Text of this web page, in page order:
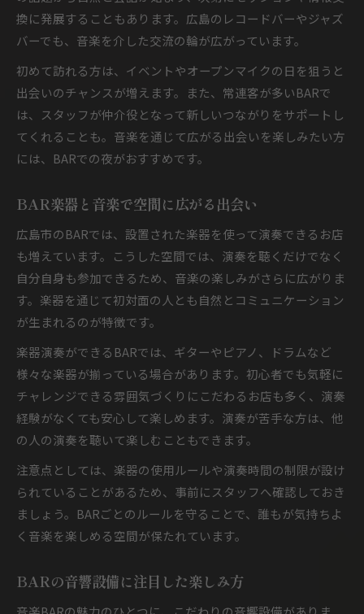
換に発展することもあります。広島のレコードバーやジャズ
バーでも、音楽を介した交流の輪が広がっています。
初めて訪れる方は、イベントやオープンマイクの日を狙うと
出会いのチャンスが増えます。また、常連客が多いBARで
は、スタッフが仲介役となって新しいつながりをサポートし
てくれることも。音楽を通じて広がる出会いを楽しみたい方
には、BARでの夜がおすすめです。
BAR楽器と音楽で空間に広がる出会い
広島市のBARでは、設置された楽器を使って演奏できるお店
も増えています。こうした空間では、演奏を聴くだけでなく
自分自身も参加できるため、音楽の楽しみがさらに広がりま
す。楽器を通じて初対面の人とも自然とコミュニケーション
が生まれるのが特徴です。
楽器演奏ができるBARでは、ギターやピアノ、ドラムなど
様々な楽器が揃っている場合があります。初心者でも気軽に
チャレンジできる雰囲気づくりにこだわるお店も多く、演奏
経験がなくても安心して楽しめます。演奏が苦手な方は、他
の人の演奏を聴いて楽しむこともできます。
注意点としては、楽器の使用ルールや演奏時間の制限が設け
られていることがあるため、事前にスタッフへ確認しておき
ましょう。BARごとのルールを守ることで、誰もが気持ちよ
く音楽を楽しめる空間が保たれています。
BARの音響設備に注目した楽しみ方